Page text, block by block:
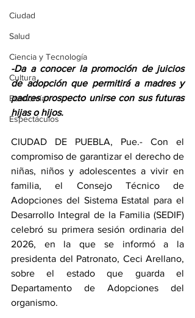
Ciudad
Salud
Ciencia y Tecnología
Cultura
Economía
Espectáculos
-Da a conocer la promoción de juicios
de adopción que permitirá a madres y
padres prospecto unirse con sus futuras
hijas o hijos.
CIUDAD DE PUEBLA, Pue.- Con el
compromiso de garantizar el derecho de
niñas, niños y adolescentes a vivir en
familia, el Consejo Técnico de
Adopciones del Sistema Estatal para el
Desarrollo Integral de la Familia (SEDIF)
celebró su primera sesión ordinaria del
2026, en la que se informó a la
presidenta del Patronato, Ceci Arellano,
sobre el estado que guarda el
Departamento de Adopciones del
organismo.